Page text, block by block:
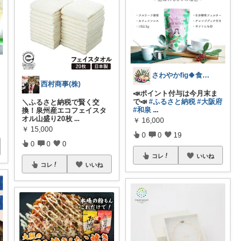
西村商事(株)
＼ふるさと納税で賢く交
換！泉州産エコフェイスタ
オル山盛り20枚 ...
￥ 15,000
0 0 0
コレ いいね
さわやかfig🍀食と暮らしを楽しむ
📣ポイント付与は今月末ま
で📣#ふるさと納税 #大阪府
#和泉 ...
￥ 16,000
0 0 19
コレ いいね